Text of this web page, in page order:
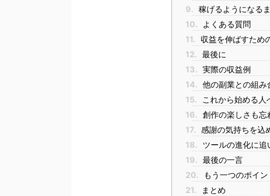
9. 稼げるようになる
10.
よくある質問
11. 収益を伸ばすため
12. 最後に
13. 実際の収益例
14. 他の副業との組み
15.
これから始める人
16. 創作の楽しさも忘
17. 感謝の気持ちを込
18. ツールの進化に追
19. 最後の一言
20.
もう一つのポイン
21.
まとめ